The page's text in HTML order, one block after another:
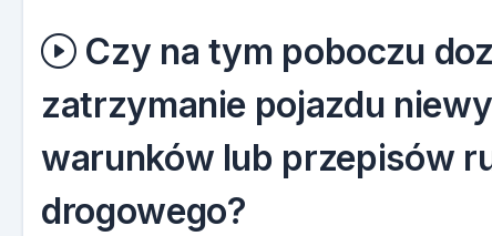
Czy na tym poboczu
zatrzymanie pojazdu
warunków lub przepisów
drogowego?